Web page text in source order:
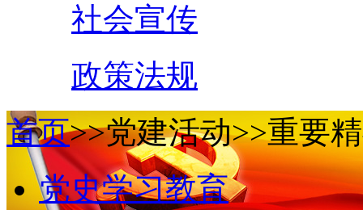
社会宣传
政策法规
首页>>党建活动>>重要
党史学习教育